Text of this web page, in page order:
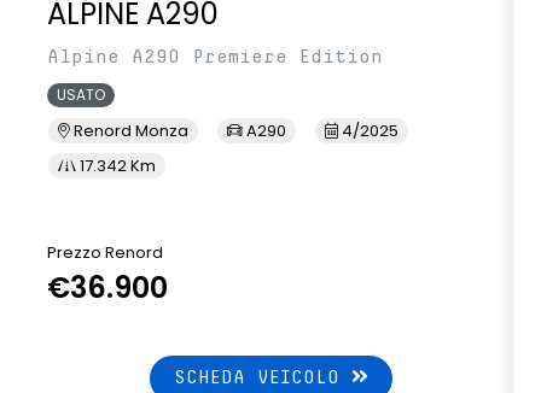
ALPINE A290
Alpine A290 Premiere Edition
USATO
Renord Monza A290
4/2025
17.342 Km
Prezzo Renord
€36.900
SCHEDA VEICOLO